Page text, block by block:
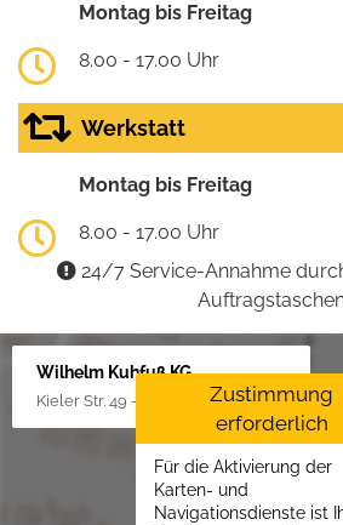
Montag bis Freitag
8.00 - 17.00 Uhr
Werkstatt
Montag bis Freitag
8.00 - 17.00 Uhr
24/7 Service-Annahme
Wilhelm Kuhfuß KG
Kieler Str. 49 - 51, 25451 Quickborn
Zustimmung
erforderlich
Für die Aktivierung der
Karten- und
Navigationsdienste ist